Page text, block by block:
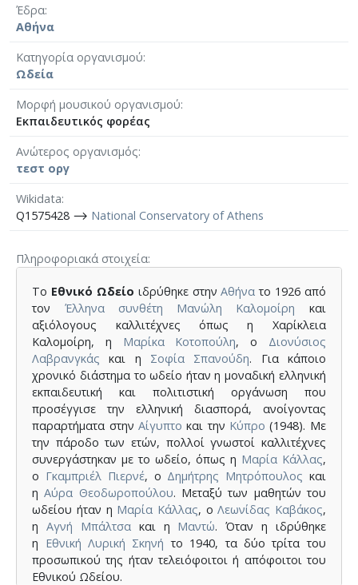
Έδρα
Αθήνα
Κατηγορία οργανισμού
Ωδεία
Μορφή μουσικού οργανισμού
Εκπαιδευτικός φορέας
Ανώτερος οργανισμός
τεστ οργ
Wikidata
Q1575428 ⟶ National Conservatory of Athens
Πληροφοριακά στοιχεία
Το Εθνικό Ωδείο ιδρύθηκε στηνΑθήνα το 1926 από
τον Έλληνα συνθέτη Μανώλη Καλομοίρη και
αξιόλογους καλλιτέχνες όπως η Χαρίκλεια
Καλομοίρη, η Μαρίκα Κοτοπούλη, ο Διονύσιος
Λαβρανγκάς και η Σοφία Σπανούδη. Για κάποιο
χρονικό διάστημα το ωδείο ήταν η μοναδική ελληνική
εκπαιδευτική και πολιτιστική οργάνωση που
προσέγγισε την ελληνική διασπορά, ανοίγοντας
παραρτήματα στην Αίγυπτο και την Κύπρο (1948). Με
την πάροδο των ετών, πολλοί γνωστοί καλλιτέχνες
συνεργάστηκαν με το ωδείο, όπως η Μαρία Κάλλας,
ο Γκαμπριέλ Πιερνέ, ο Δημήτρης Μητρόπουλος και
ηΑύρα Θεοδωροπούλου. Μεταξύ των μαθητών του
ωδείου ήταν η Μαρία Κάλλας, οΛεωνίδας Καβάκος,
ηΑγνή Μπάλτσακαι η Μαντώ. Όταν η ιδρύθηκε
η Εθνική Λυρική Σκηνή το 1940, τα δύο τρίτα του
προσωπικού της ήταν τελειόφοιτοι ή απόφοιτοι του
Εθνικού Ωδείου.